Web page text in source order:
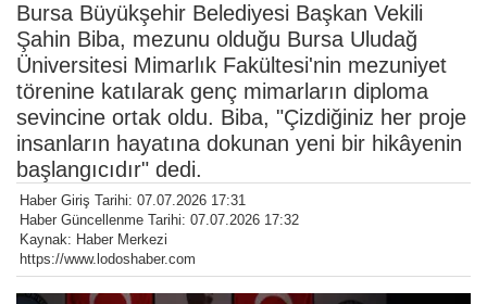
Bursa Büyükşehir Belediyesi Başkan Vekili
Şahin Biba, mezunu olduğu Bursa Uludağ
Üniversitesi Mimarlık Fakültesi'nin mezuniyet
törenine katılarak genç mimarların diploma
sevincine ortak oldu. Biba, "Çizdiğiniz her proje
insanların hayatına dokunan yeni bir hikâyenin
başlangıcıdır" dedi.
Haber Giriş Tarihi: 07.07.2026 17:31
Haber Güncellenme Tarihi: 07.07.2026 17:32
Kaynak: Haber Merkezi
https://www.lodoshaber.com